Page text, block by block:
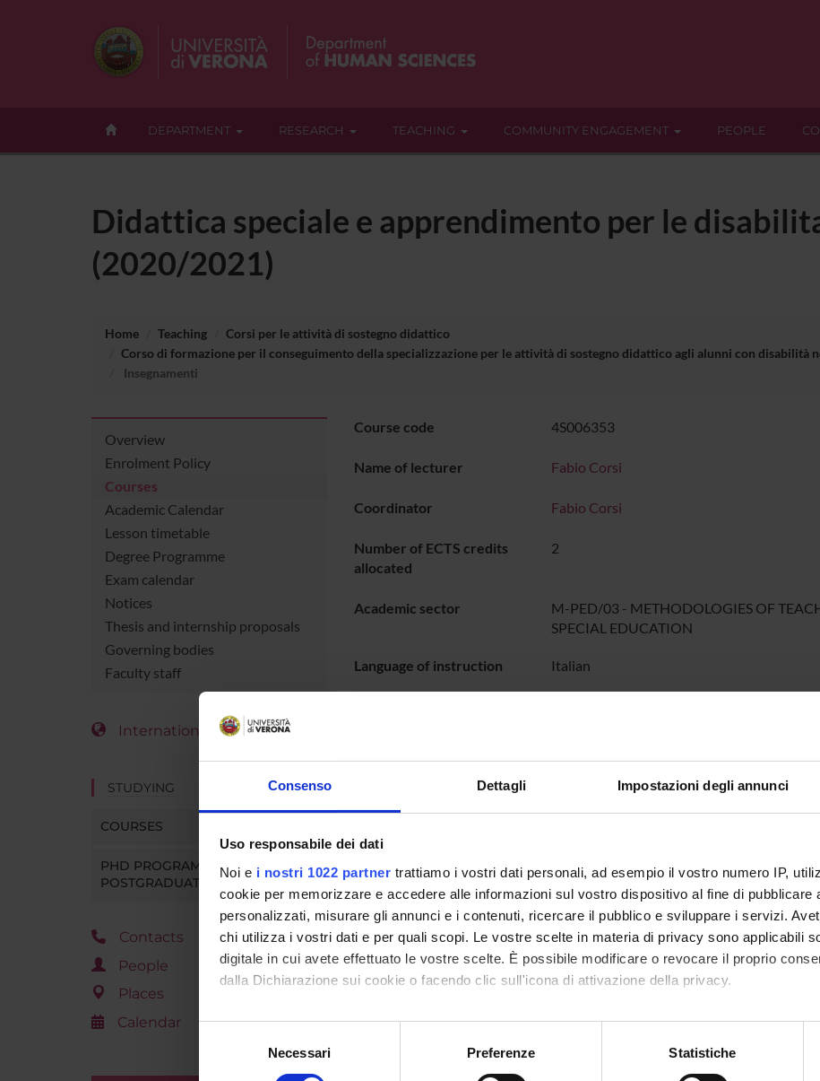
Consenso Dettagli Impostazioni degli annunci
Uso responsabile dei dati
Noi e i nostri 1022 partner trattiamo i vostri dati personali, ad esempio il vostro numero IP,
cookie per memorizzare e accedere alle informazioni sul vostro dispositivo al fine di pubblicare
personalizzati, misurare gli annunci e i contenuti, ricercare il pubblico e sviluppare i servizi.
chi utilizza i vostri dati e per quali scopi. Le vostre scelte in materia di privacy sono applicabili
digitale in cui avete effettuato le vostre scelte. È possibile modificare o revocare il proprio
dalla Dichiarazione sui cookie o facendo clic sull'icona di attivazione della privacy.
Con il tuo consenso, vorremmo anche:
raccogliere informazioni sulla tua posizione geografica, con un'approssimazione di
consenso
Necessari Preferenze Statistiche
DEPARTMENT RESEARCH TEACHING COMMUNITY ENGAGEMENT PEOPLE
Didattica speciale e apprendimento per le
(2020/2021)
Home Teaching
Corsi per le attività di sostegno didattico
Corso di formazione per il conseguimento della specializzazione per le attività di sostegno didattico agli alunni con disabilità
Insegnamenti
Overview
Enrolment Policy
Courses
Academic Calendar
Lesson timetable
Degree Programme
Exam calendar
Notices
Thesis and internship proposals
Governing bodies
Faculty staff
International Students
STUDYING
COURSES
PHD PROGRAMMES AND
POSTGRADUATE TRAINING
Contacts
People
Places
Calendar
Course code 4S006353
Name of lecturer Fabio Corsi
Coordinator Fabio Corsi
Number of ECTS credits
allocated
2
Academic sector
M-PED/03 - METHODOLOGIES OF
SPECIAL EDUCATION
Language of instruction Italian
LESSON TIMETABLE